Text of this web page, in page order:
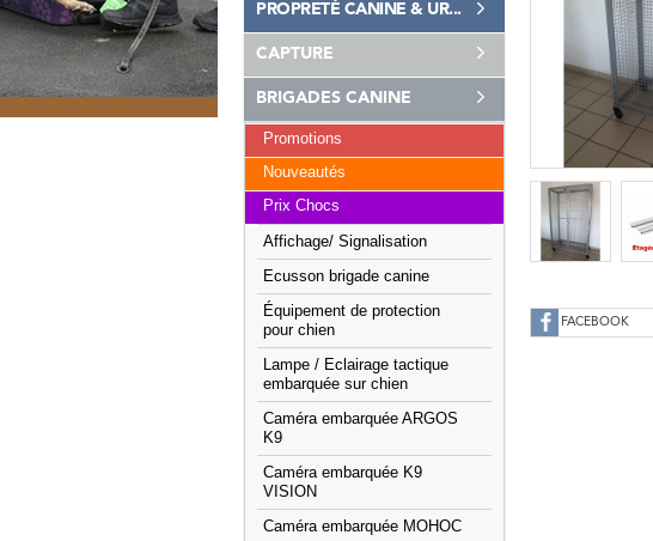
PROPRETÉ CANINE & UR...
CAPTURE
BRIGADES CANINE
Promotions
Nouveautés
Prix Chocs
Affichage/ Signalisation
Ecusson brigade canine
Équipement de protection
pour chien
Lampe / Eclairage tactique
embarquée sur chien
Caméra embarquée ARGOS
K9
Caméra embarquée K9
VISION
Caméra embarquée MOHOC
FACEBOOK